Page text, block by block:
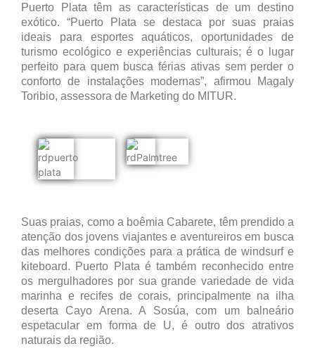
Puerto Plata têm as características de um destino
exótico. “Puerto Plata se destaca por suas praias
ideais para esportes aquáticos, oportunidades de
turismo ecológico e experiências culturais; é o lugar
perfeito para quem busca férias ativas sem perder o
conforto de instalações modernas”, afirmou Magaly
Toribio, assessora de Marketing do MITUR.
Suas praias, como a boêmia Cabarete, têm prendido a
atenção dos jovens viajantes e aventureiros em busca
das melhores condições para a prática de windsurf e
kiteboard. Puerto Plata é também reconhecido entre
os mergulhadores por sua grande variedade de vida
marinha e recifes de corais, principalmente na ilha
deserta Cayo Arena. A Sosúa, com um balneário
espetacular em forma de U, é outro dos atrativos
naturais da região.